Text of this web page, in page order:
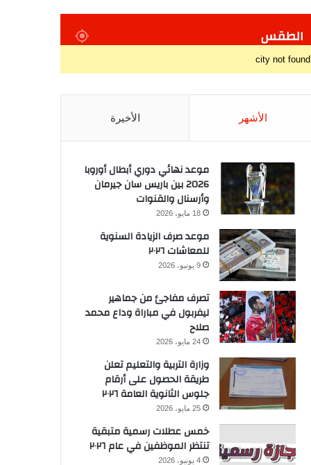
الطقس
city not found
الأشهر الأخيرة
موعد نهائي دوري أبطال أوروبا
2026 بين باريس سان جيرمان
وأرسنال والقنوات
18 مايو، 2026
موعد صرف الزيادة السنوية
للمعاشات ٢٠٢٦
9 يونيو، 2026
تصرف مفاجئ من جماهير
ليفربول في مباراة وداع محمد
صلاح
24 مايو، 2026
وزارة التربية والتعليم تعلن
طريقة الحصول على أرقام
جلوس الثانوية العامة ٢٠٢٦
25 مايو، 2026
خمس عطلات رسمية متبقية
تنتظر الموظفين في عام ٢٠٢٦
4 يونيو، 2026